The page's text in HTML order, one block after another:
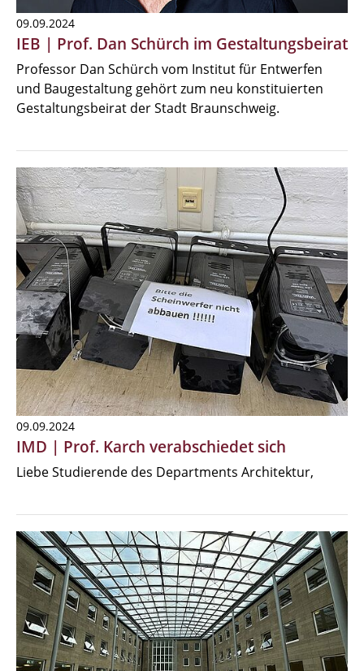
09.09.2024
IEB | Prof. Dan Schürch im Gestaltungsbeirat
Professor Dan Schürch vom Institut für Entwerfen
und Baugestaltung gehört zum neu konstituierten
Gestaltungsbeirat der Stadt Braunschweig.
09.09.2024
IMD | Prof. Karch verabschiedet sich
Liebe Studierende des Departments Architektur,